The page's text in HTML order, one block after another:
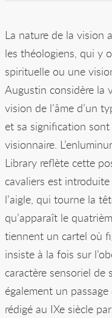
La nature de la vision
les théologiens, qui y
spirituelle ou une
Augustin considère la
vision de l’âme d’un
et sa signification
visionnaire.
Library reflète cette
cavaliers est
l’aigle, qui tourne la
qu’apparaît le
tiennent un cartel où
insiste à la fois sur
caractère sensoriel de
également un
rédigé au IXe siècle